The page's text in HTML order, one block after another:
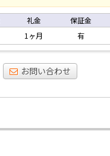
礼金 保証金
1ヶ月 有
お問い合わせ